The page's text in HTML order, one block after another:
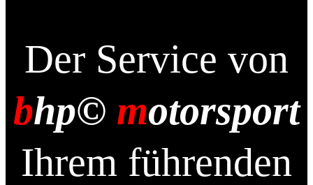
Der Service von
bhp© motorsport
Ihrem führenden